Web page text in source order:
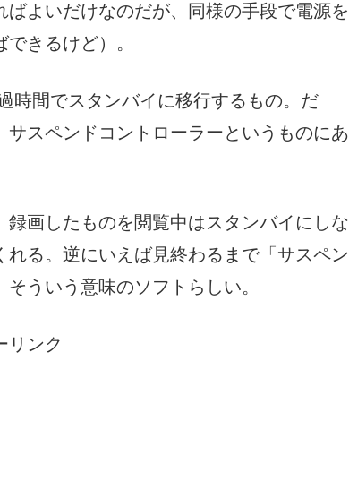
よいだけなのだが、同様の手段で電源を
きるけど）。
時間でスタンバイに移行するもの。だ
スペンドコントローラーというものにあ
画したものを閲覧中はスタンバイにしな
る。逆にいえば見終わるまで「サスペン
ういう意味のソフトらしい。
リンク